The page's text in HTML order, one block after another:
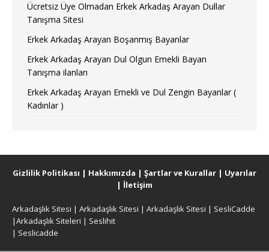
Ücretsiz Üye Olmadan Erkek Arkadaş Arayan Dullar
Tanışma Sitesi
Erkek Arkadaş Arayan Boşanmış Bayanlar
Erkek Arkadaş Arayan Dul Olgun Emekli Bayan
Tanışma ilanları
Erkek Arkadaş Arayan Emekli ve Dul Zengin Bayanlar (
Kadınlar )
Gizlilik Politikası | Hakkımızda | Şartlar ve Kurallar | Uyarılar
| İletişim
Arkadaşlık Sitesi | Arkadaşlık Sitesi | Arkadaşlık Sitesi | SesliCadde
|Arkadaşlık Siteleri | Seslihit
| Seslicadde